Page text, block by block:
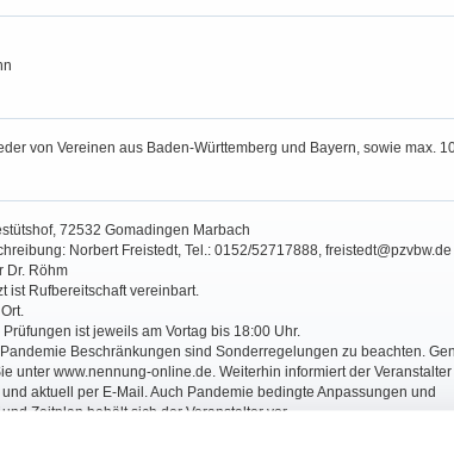
von Vereinen aus Baden-Württemberg und Bayern, sowie max.
72532 Gomadingen Marbach
Norbert Freistedt, Tel.: 0152/52717888, freistedt@pzvbw.de
Dr. Röhm
ist Rufbereitschaft vereinbart.
ist jeweils am Vortag bis 18:00 Uhr.
Beschränkungen sind Sonderregelungen zu beachten.
unter www.nennung-online.de. Weiterhin informiert der
aktuell per E-Mail. Auch Pandemie bedingte Anpassungen und
Zeitplan behält sich der Veranstalter vor.